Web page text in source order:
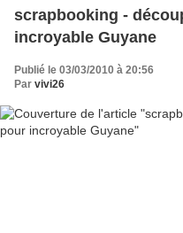
scrapbooking -
incroyable Guyane
Publié le 03/03/2010 à 20:56
Par vivi26